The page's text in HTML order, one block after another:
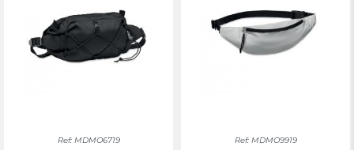
Ref: MDMO6719 Ref: MDMO9919